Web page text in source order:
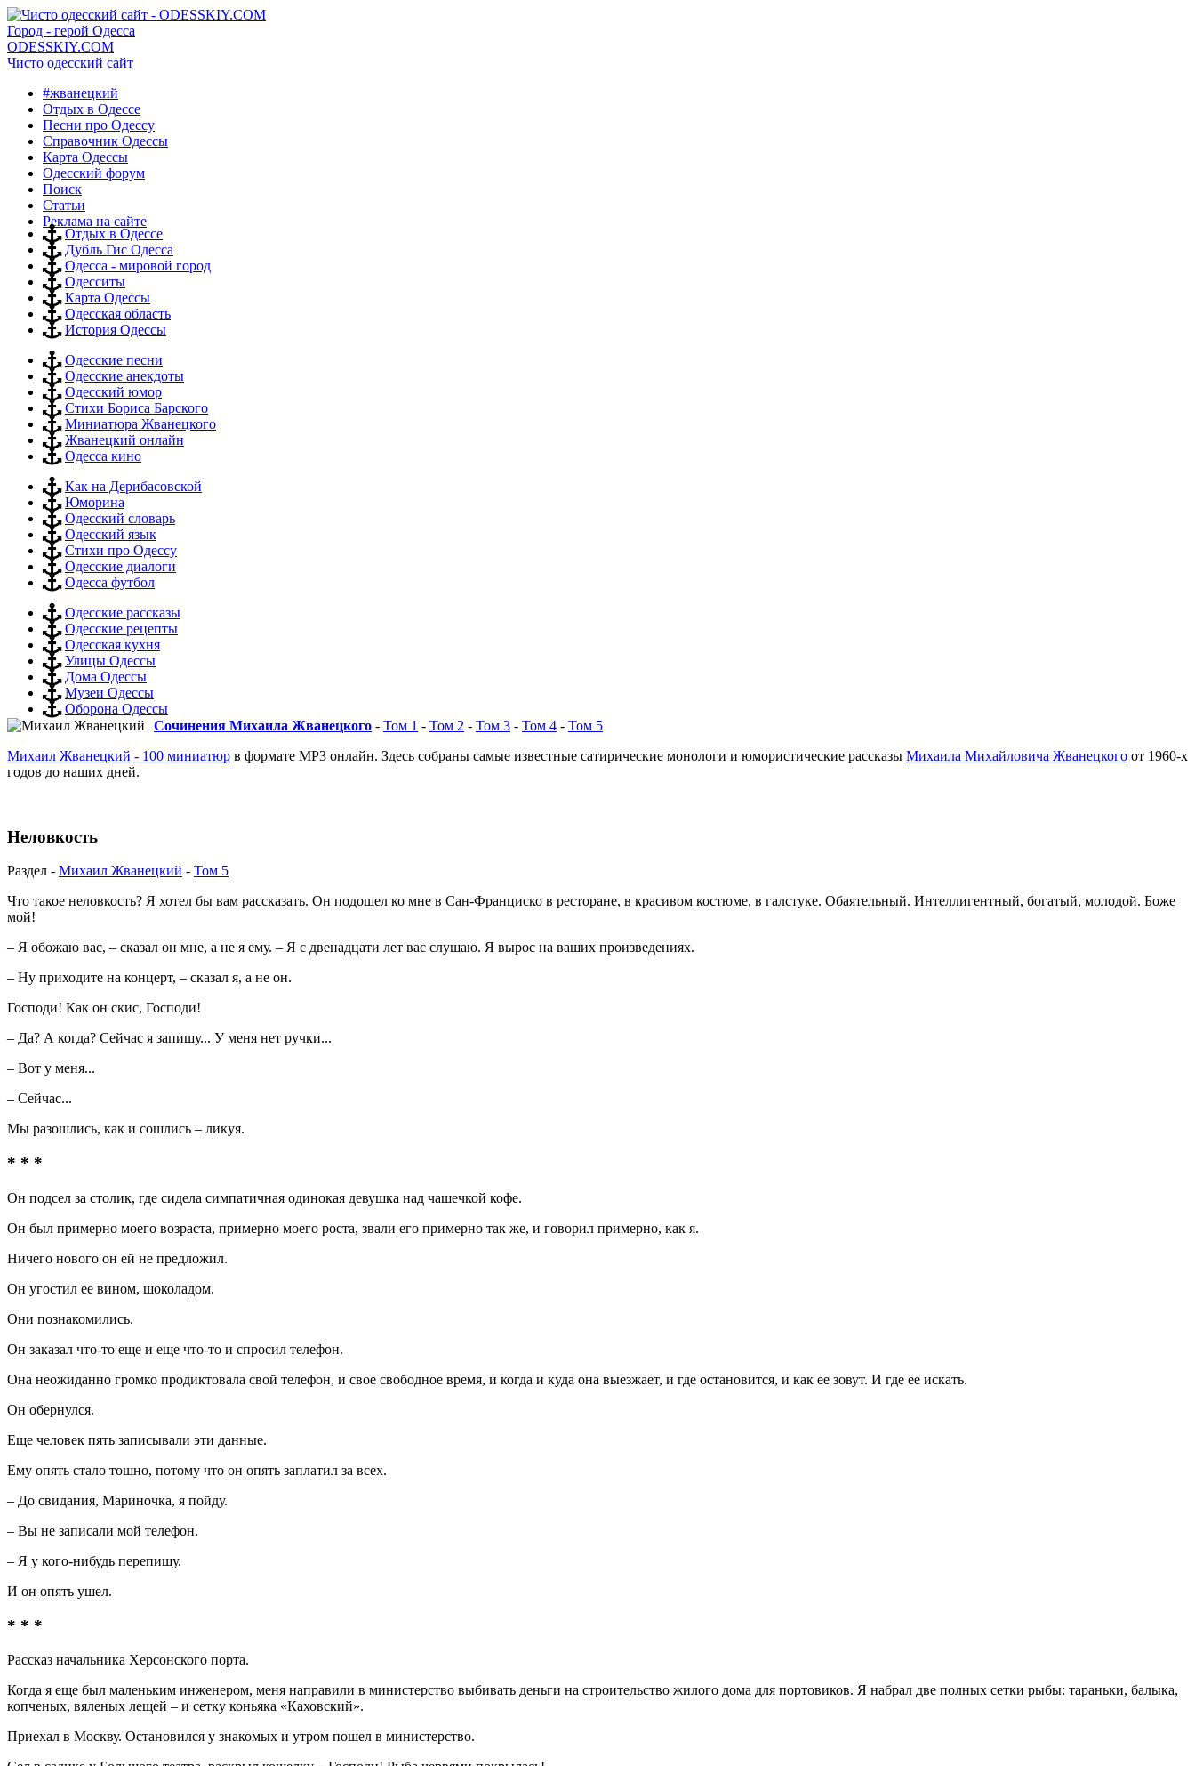
Город - герой Одесса
ODESSKIY.COM
Чисто одесский сайт
#жванецкий
Отдых в Одессе
Песни про Одессу
Справочник Одессы
Карта Одессы
Одесский форум
Поиск
Статьи
Реклама на сайте
Отдых в Одессе
Дубль Гис Одесса
Одесса - мировой город
Одесситы
Карта Одессы
Одесская область
История Одессы
Одесские песни
Одесские анекдоты
Одесский юмор
Стихи Бориса Барского
Миниатюра Жванецкого
Жванецкий онлайн
Одесса кино
Как на Дерибасовской
Юморина
Одесский словарь
Одесский язык
Стихи про Одессу
Одесские диалоги
Одесса футбол
Одесские рассказы
Одесские рецепты
Одесская кухня
Улицы Одессы
Дома Одессы
Музеи Одессы
Оборона Одессы
Сочинения Михаила Жванецкого - Том 1 - Том 2 - Том 3 - Том 4 - Том 5
Михаил Жванецкий - 100 миниатюр в формате MP3 онлайн. Здесь собраны самые известные сатирические монологи и юмористические рассказы Михаила Михайловича Жванецкого от 1960-х
годов до наших дней.
Неловкость
Раздел - Михаил Жванецкий - Том 5
Что такое неловкость? Я хотел бы вам рассказать. Он подошел ко мне в Сан-Франциско в ресторане, в красивом костюме, в галстуке. Обаятельный. Интеллигентный, богатый, молодой. Боже
мой!
– Я обожаю вас, – сказал он мне, а не я ему. – Я с двенадцати лет вас слушаю. Я вырос на ваших произведениях.
– Ну приходите на концерт, – сказал я, а не он.
Господи! Как он скис, Господи!
– Да? А когда? Сейчас я запишу... У меня нет ручки...
– Вот у меня...
– Сейчас...
Мы разошлись, как и сошлись – ликуя.
* * *
Он подсел за столик, где сидела симпатичная одинокая девушка над чашечкой кофе.
Он был примерно моего возраста, примерно моего роста, звали его примерно так же, и говорил примерно, как я.
Ничего нового он ей не предложил.
Он угостил ее вином, шоколадом.
Они познакомились.
Он заказал что-то еще и еще что-то и спросил телефон.
Она неожиданно громко продиктовала свой телефон, и свое свободное время, и когда и куда она выезжает, и где остановится, и как ее зовут. И где ее искать.
Он обернулся.
Еще человек пять записывали эти данные.
Ему опять стало тошно, потому что он опять заплатил за всех.
– До свидания, Мариночка, я пойду.
– Вы не записали мой телефон.
– Я у кого-нибудь перепишу.
И он опять ушел.
* * *
Рассказ начальника Херсонского порта.
Когда я еще был маленьким инженером, меня направили в министерство выбивать деньги на строительство жилого дома для портовиков. Я набрал две полных сетки рыбы: тараньки, балыка,
копченых, вяленых лещей – и сетку коньяка «Каховский».
Приехал в Москву. Остановился у знакомых и утром пошел в министерство.